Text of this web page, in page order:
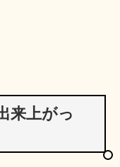
来上がっ